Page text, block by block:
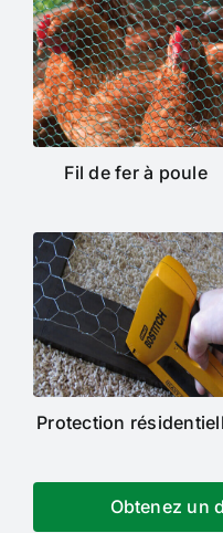
Fil de fer à poule
Protection
Obtenez un